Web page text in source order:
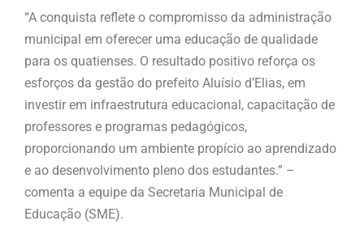
“A conquista reflete o compromisso da administração
municipal em oferecer uma educação de qualidade
para os quatienses. O resultado positivo reforça os
esforços da gestão do prefeito Aluísio d’Elias, em
investir em infraestrutura educacional, capacitação de
professores e programas pedagógicos,
proporcionando um ambiente propício ao aprendizado
e ao desenvolvimento pleno dos estudantes.” –
comenta a equipe da Secretaria Municipal de
Educação (SME).